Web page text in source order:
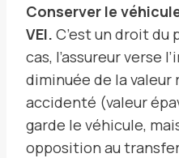
Conserver le
VEI. C’est un droit du
cas, l’assureur verse
diminuée de la
accidenté (valeur
garde le véhicule,
opposition au